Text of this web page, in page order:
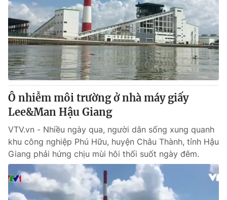
Ô nhiễm môi trường ở nhà máy giấy
Lee&Man Hậu Giang
VTV.vn - Nhiều ngày qua, người dân sống xung quanh
khu công nghiệp Phú Hữu, huyện Châu Thành, tỉnh Hậu
Giang phải hứng chịu mùi hôi thối suốt ngày đêm.